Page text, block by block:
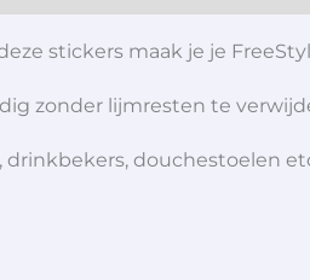
stickers maak je je
zonder lijmresten te
drinkbekers, douchestoelen